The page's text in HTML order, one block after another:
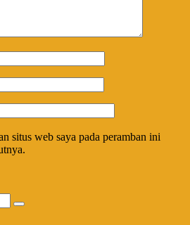
situs web saya pada peramban ini